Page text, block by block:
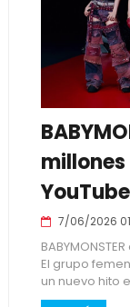
7/06/2026
El grupo
un nuevo hito